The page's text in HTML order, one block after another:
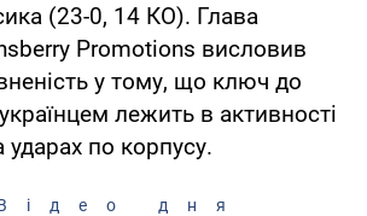
(23-0, 14 КО). Глава
Promotions висловив
у тому, що ключ до
лежить в активності
ударах по корпусу.
дня